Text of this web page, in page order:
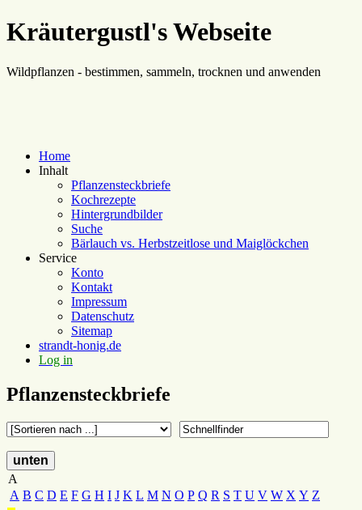
Kräutergustl's Webseite
Wildpflanzen - bestimmen, sammeln, trocknen und anwenden
Home
Inhalt
Pflanzensteckbriefe
Kochrezepte
Hintergrundbilder
Suche
Bärlauch vs. Herbstzeitlose und Maiglöckchen
Service
Konto
Kontakt
Impressum
Datenschutz
Sitemap
strandt-honig.de
Log in
Pflanzensteckbriefe
unten
A
A B C D E F G H I J K L M N O P Q R S T U V W X Y Z